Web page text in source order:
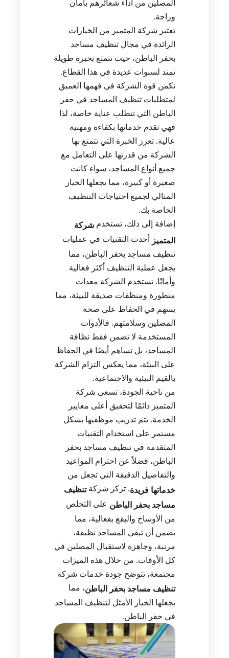
المصلين من أداء شعائرهم بأمان
وراحة.
تعتبر شركة المتميز من الخيارات
الرائدة في مجال تنظيف مساجد
بحفر الباطن، حيث تتمتع بخبرة طويلة
تمتد لسنوات عديدة في هذا القطاع.
تكمن قوة الشركة في فهمها العميق
لمتطلبات تنظيف المساجد في حفر
الباطن التي تتطلب عناية خاصة، لذا
فهي تقدم خدماتها بكفاءة ومهنية
عالية. تعزز الخبرة التي تتمتع بها
الشركة من قدرتها على التعامل مع
جميع أنواع المساجد، سواء كانت
صغيرة أو كبيرة، مما يجعلها الخيار
المثالي لجميع احتياجات التنظيف
الخاصة بك.
إضافة إلى ذلك، تستخدم شركة
المتميز
أحدث التقنيات في عمليات
تنظيف مساجد بحفر الباطن، مما
يجعل عملية التنظيف أكثر فعالية
وأمانًا. تستخدم الشركة معدات
متطورة ومنظفات صديقة للبيئة، مما
يسهم في الحفاظ على صحة
المصلين وسلامتهم. فالأدوات
المستخدمة لا تضمن فقط نظافة
المساجد، بل تساهم أيضًا في الحفاظ
على البيئة، مما يعكس التزام الشركة
بالقيم البيئية والاجتماعية.
من ناحية الجودة، تسعى شركة
المتميز دائمًا لتحقيق أعلى معايير
الخدمة. يتم تدريب موظفيها بشكل
مستمر على استخدام التقنيات
المتقدمة في تنظيف مساجد بحفر
الباطن، فضلاً عن احترام المواعيد
والتفاصيل الدقيقة التي تجعل من
خدماتها فريدة. تركز شركةتنظيف
مساجد بحفر الباطن على التخلص
من الأوساخ والبقع بفعالية، مما
يضمن أن تبقى المساجد نظيفة،
مرتبة، وجاهزة لاستقبال المصلين في
كل الأوقات. من خلال هذه الميزات
مجتمعة، تتوضح جودة خدمات شركة
تنظيف مساجد بحفر الباطن، مما
يجعلها الخيار الأمثل لتنظيف المساجد
في حفر الباطن.